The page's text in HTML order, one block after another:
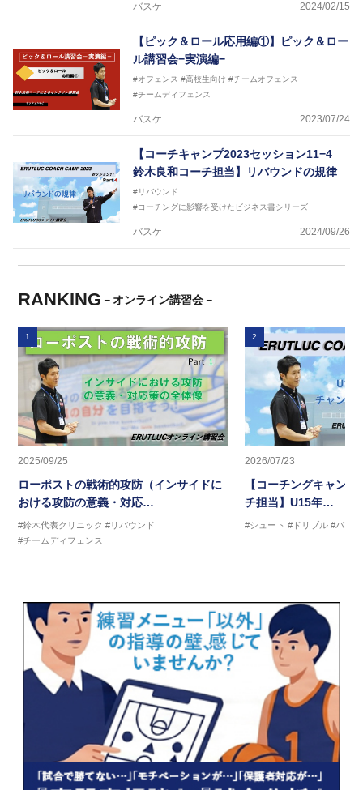
バスケ 2024/02/15
【ピック＆ロール応用編①】ピック＆ロー
ル講習会−実演編−
#オフェンス #高校生向け #チームオフェンス
#チームディフェンス
バスケ 2023/07/24
【コーチキャンプ2023セッション11−4
鈴木良和コーチ担当】リバウンドの規律
#リバウンド
#コーチングに影響を受けたビジネス書シリーズ
バスケ 2024/09/26
RANKING －オンライン講習会－
1
2025/09/25
ローポストの戦術的攻防（インサイドに
おける攻防の意義・対応…
#鈴木代表クリニック #リバウンド
#チームディフェンス
2
2026/07/23
【コーチングキャン
チ担当】U15年…
#シュート #ドリブル #パス